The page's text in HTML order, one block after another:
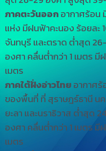
ภาคตะวันออกอากาศร้อน
แห่ง มีฝนฟ้าคะนอง ร้อยละ
จันทบุรี และตราด ต่ำสุด
องศา คลื่นต่ำกว่า 1 เมตร
เมตร
ภาคใต้ฝั่งอ่าวไทยอากาศร้
ของพื้นที่ ที่ สุราษฎร์ธานี น
ยะลา และนราธิวาส ต่ำสุด
องศา คลื่นต่ำกว่า 1 เมตร
เมตร